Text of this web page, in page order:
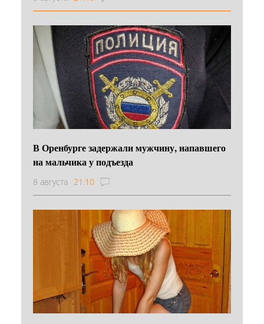
В Оренбурге задержали мужчину, напавшего
на мальчика у подъезда
8 августа 21:10